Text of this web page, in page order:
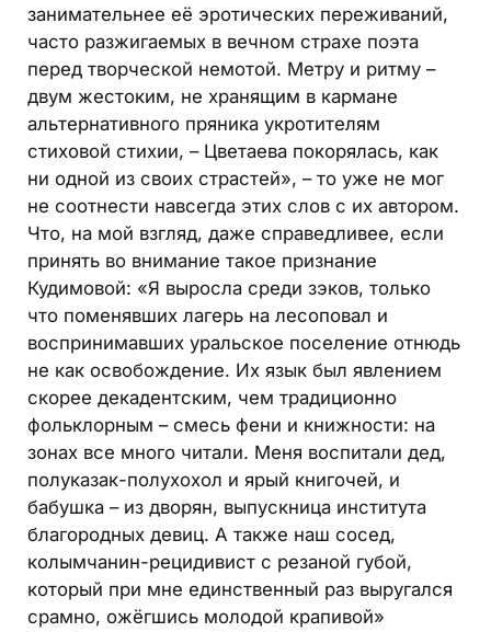
занимательнее её эротических переживаний,
часто разжигаемых в вечном страхе поэта
перед творческой немотой. Метру и ритму –
двум жестоким, не хранящим в кармане
альтернативного пряника укротителям
стиховой стихии, – Цветаева покорялась, как
ни одной из своих страстей», – то уже не мог
не соотнести навсегда этих слов с их автором.
Что, на мой взгляд, даже справедливее, если
принять во внимание такое признание
Кудимовой: «Я выросла среди зэков, только
что поменявших лагерь на лесоповал и
воспринимавших уральское поселение отнюдь
не как освобождение. Их язык был явлением
скорее декадентским, чем традиционно
фольклорным – смесь фени и книжности: на
зонах все много читали. Меня воспитали дед,
полуказак-полухохол и ярый книгочей, и
бабушка – из дворян, выпускница института
благородных девиц. А также наш сосед,
колымчанин-рецидивист с резаной губой,
который при мне единственный раз выругался
срамно, ожёгшись молодой крапивой»